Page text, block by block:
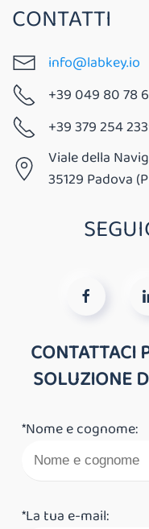
CONTATTI
info@labkey.io
+39 049 80 78
+39 379 254
Viale della
35129 Padova
CONTATTACI
SOLUZIONE
*Nome e cognome:
*La tua e-mail: